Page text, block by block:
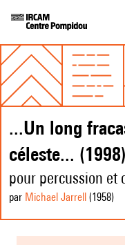
...Un long
céleste... (1998)
pour percussion et
par Michael Jarrell (1958)